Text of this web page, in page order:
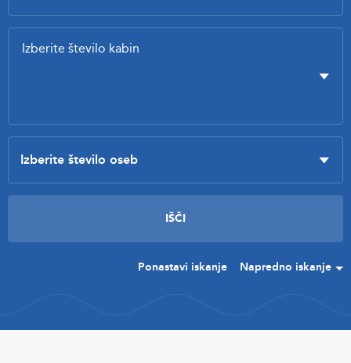
Ponastavi iskanje Napredno iskanje